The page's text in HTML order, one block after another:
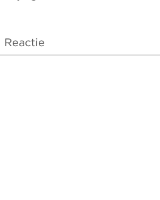
Reactie